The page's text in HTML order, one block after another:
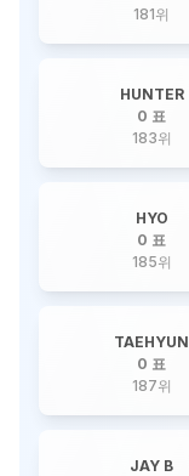
181위
HUNTER
0 표
183위
HYO
0 표
185위
TAEHYUN
0 표
187위
JAY B